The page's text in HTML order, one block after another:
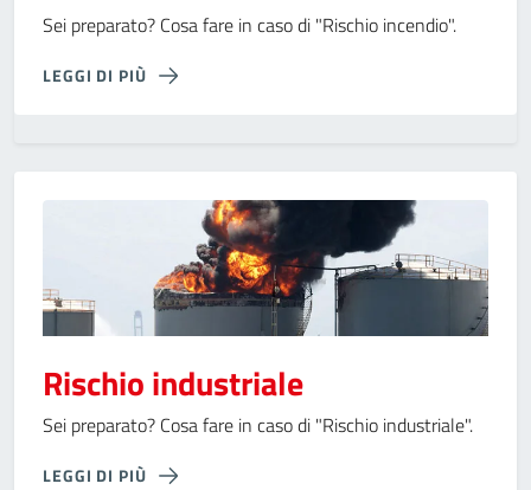
Sei preparato? Cosa fare in caso di "Rischio incendio".
LEGGI DI PIÙ
Rischio industriale
Sei preparato? Cosa fare in caso di "Rischio industriale".
LEGGI DI PIÙ